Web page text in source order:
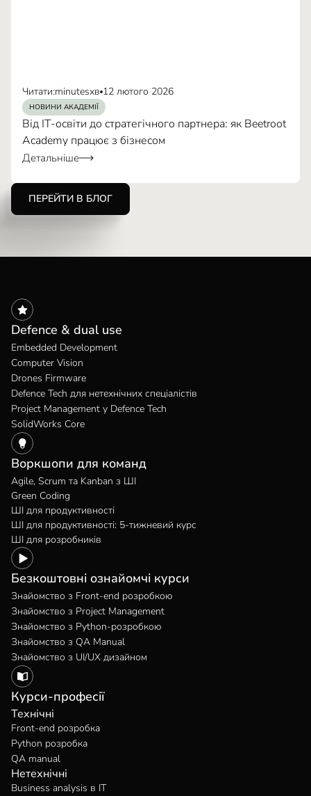
Читати:minutesхв 12 лютого 2026
НОВИНИ АКАДЕМІЇ
Від IT-освіти до стратегічного партнера: як Beetroot
Academy працює з бізнесом
Детальніше
ПЕРЕЙТИ В БЛОГ
Defence & dual use
Embedded Development
Computer Vision
Drones Firmware
Defence Tech для нетехнічних спеціалістів
Project Management у Defence Tech
SolidWorks Core
Воркшопи для команд
Agile, Scrum та Kanban з ШІ
Green Coding
ШІ для продуктивності
ШІ для продуктивності: 5-тижневий курс
ШІ для розробників
Безкоштовні ознайомчі курси
Знайомство з Front-end розробкою
Знайомство з Project Management
Знайомство з Python-розробкою
Знайомство з QA Manual
Знайомство з UI/UX дизайном
Курси-професії
Технічні
Front-end розробка
Python розробка
QA manual
Нетехнічні
Business analysis в IT